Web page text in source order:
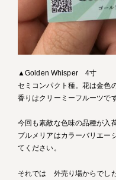
▲Golden Whisper 4寸
セミコンパクト種。花は金色
香りはクリーミーフルーツです
今回も素敵な色味の品種が入
プルメリアはカラーバリエー
てください。
それでは 外売り場からでした